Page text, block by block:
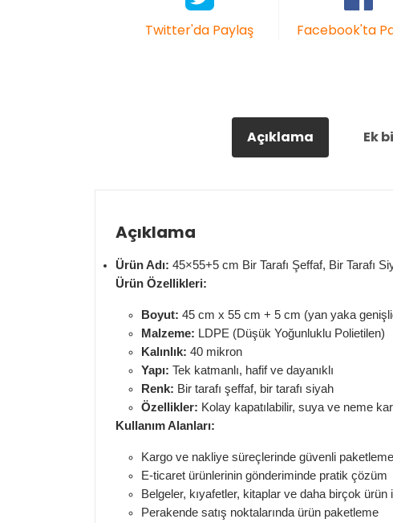
Twitter'da Paylaş Facebook'ta
Açıklama Ek
Açıklama
Ürün Adı: 45×55+5 cm Bir Tarafı Şeffaf, Bir Tarafı
Ürün Özellikleri:
Boyut: 45 cm x 55 cm + 5 cm (yan yaka
Malzeme: LDPE (Düşük Yoğunluklu Polietilen)
Kalınlık: 40 mikron
Yapı: Tek katmanlı, hafif ve dayanıklı
Renk: Bir tarafı şeffaf, bir tarafı siyah
Özellikler: Kolay kapatılabilir, suya ve neme
Kullanım Alanları:
Kargo ve nakliye süreçlerinde güvenli paketleme
E-ticaret ürünlerinin gönderiminde pratik çözüm
Belgeler, kıyafetler, kitaplar ve daha birçok
Perakende satış noktalarında ürün paketleme